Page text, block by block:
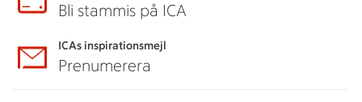
Bli stammis på ICA
ICAs inspirationsmejl
Prenumerera